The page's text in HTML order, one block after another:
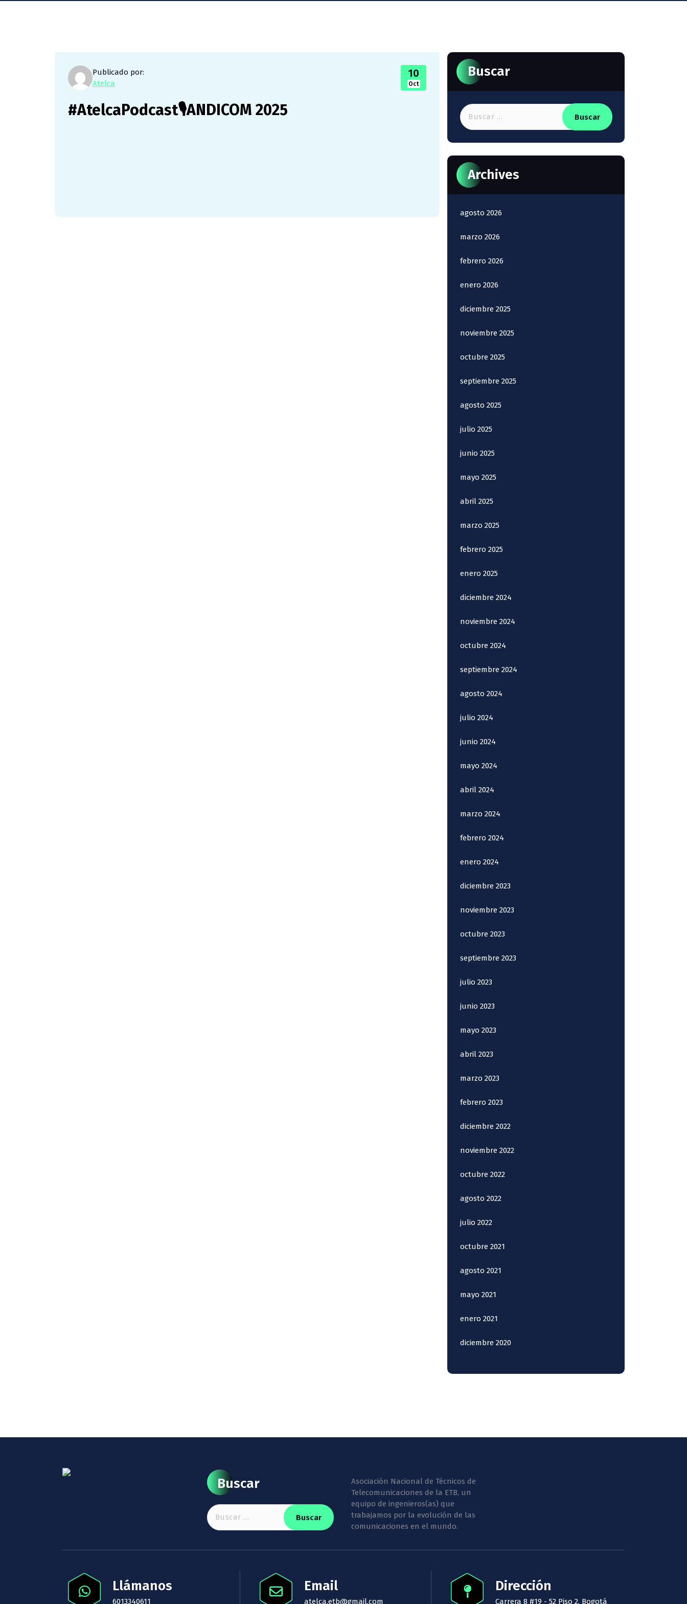
Publicado por:
Atelca
10
Oct
#AtelcaPodcast🎙ANDICOM 2025
Buscar
Buscar:
Archives
agosto 2026
marzo 2026
febrero 2026
enero 2026
diciembre 2025
noviembre 2025
octubre 2025
septiembre 2025
agosto 2025
julio 2025
junio 2025
mayo 2025
abril 2025
marzo 2025
febrero 2025
enero 2025
diciembre 2024
noviembre 2024
octubre 2024
septiembre 2024
agosto 2024
julio 2024
junio 2024
mayo 2024
abril 2024
marzo 2024
febrero 2024
enero 2024
diciembre 2023
noviembre 2023
octubre 2023
septiembre 2023
julio 2023
junio 2023
mayo 2023
abril 2023
marzo 2023
febrero 2023
diciembre 2022
noviembre 2022
octubre 2022
agosto 2022
julio 2022
octubre 2021
agosto 2021
mayo 2021
enero 2021
diciembre 2020
Buscar
Buscar:
Asociación Nacional de Técnicos de
Telecomunicaciones de la ETB, un
equipo de ingenieros(as) que
trabajamos por la evolución de las
comunicaciones en el mundo.
Llámanos
6013340611
Email
atelca.etb@gmail.com
Dirección
Carrera 8 #19 - 52 Piso 2. Bogotá